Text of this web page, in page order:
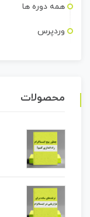
همه دوره ها
وردپرس
محصولات